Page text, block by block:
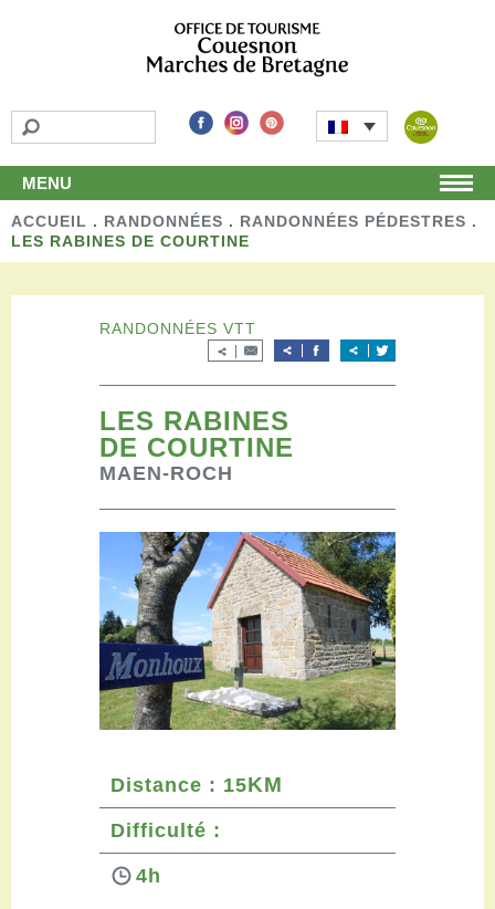
MENU
Accueil
Découvrir
Les activités de loisirs
Autour de chez nous
Boutique
Hébergements
Salles de réception
Aires de pique-nique
Randonner
Randonnées pédestres
Randonnées vélo
Randonnées VTT
Randonnées équestres
Documents à télécharger
Tourisme accessible
Venir en groupe
ACCUEIL . RANDONNÉES . RANDONNÉES PÉDESTRES .
LES RABINES DE COURTINE
RANDONNÉES VTT
LES RABINES
DE COURTINE
MAEN-ROCH
Distance : 15KM
Difficulté :
4h